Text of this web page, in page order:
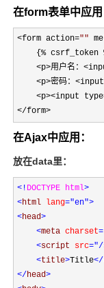
在form表单中应用
<form action=""
    {
% csrf_token
<p>用户名：
<p>密码：
<p><input
</form>
在Ajax中应用：
放在data里：
<! DOCTYPE html>
<html lang="en">
<head>
<meta charset
<script src
<title>Title</
</head>